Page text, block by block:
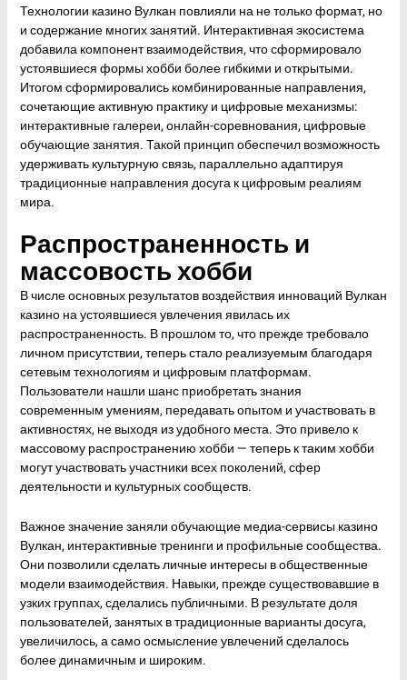
Технологии казино Вулкан повлияли на не только формат, но
и содержание многих занятий. Интерактивная экосистема
добавила компонент взаимодействия, что сформировало
устоявшиеся формы хобби более гибкими и открытыми.
Итогом сформировались комбинированные направления,
сочетающие активную практику и цифровые механизмы:
интерактивные галереи, онлайн-соревнования, цифровые
обучающие занятия. Такой принцип обеспечил возможность
удерживать культурную связь, параллельно адаптируя
традиционные направления досуга к цифровым реалиям
мира.
Распространенность и
массовость хобби
В числе основных результатов воздействия инноваций Вулкан
казино на устоявшиеся увлечения явилась их
распространенность. В прошлом то, что прежде требовало
личном присутствии, теперь стало реализуемым благодаря
сетевым технологиям и цифровым платформам.
Пользователи нашли шанс приобретать знания
современным умениям, передавать опытом и участвовать в
активностях, не выходя из удобного места. Это привело к
массовому распространению хобби — теперь к таким хобби
могут участвовать участники всех поколений, сфер
деятельности и культурных сообществ.
Важное значение заняли обучающие медиа-сервисы казино
Вулкан, интерактивные тренинги и профильные сообщества.
Они позволили сделать личные интересы в общественные
модели взаимодействия. Навыки, прежде существовавшие в
узких группах, сделались публичными. В результате доля
пользователей, занятых в традиционные варианты досуга,
увеличилось, а само осмысление увлечений сделалось
более динамичным и широким.